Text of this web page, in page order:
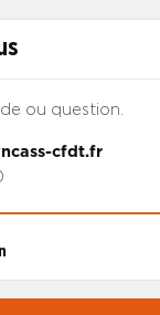
ou question.
cfdt.fr